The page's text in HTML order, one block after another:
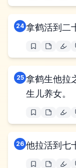
24 拿鹤活到二
25 拿鹤生他拉
生儿养女。
26 他拉活到七